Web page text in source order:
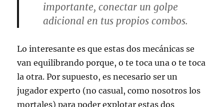
importante, conectar un golpe
adicional en tus propios combos.
Lo interesante es que estas dos mecánicas se
van equilibrando porque, o te toca una o te toca
la otra. Por supuesto, es necesario ser un
jugador experto (no casual, como nosotros los
mortales) para poder explotar estas dos